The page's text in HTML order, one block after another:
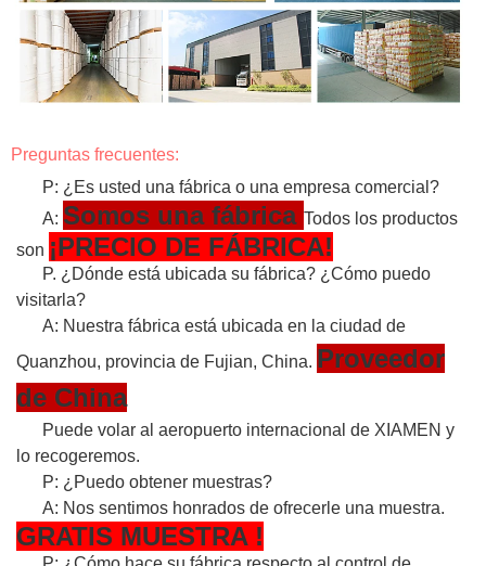
Preguntas frecuentes:
P: ¿Es usted una fábrica o una empresa comercial?
A: Somos una fábrica Todos los productos
son ¡PRECIO DE FÁBRICA!
P. ¿Dónde está ubicada su fábrica? ¿Cómo puedo
visitarla?
A: Nuestra fábrica está ubicada en la ciudad de
Quanzhou, provincia de Fujian, China. Proveedor
de China
Puede volar al aeropuerto internacional de XIAMEN y
lo recogeremos.
P: ¿Puedo obtener muestras?
A: Nos sentimos honrados de ofrecerle una muestra.
GRATIS MUESTRA !